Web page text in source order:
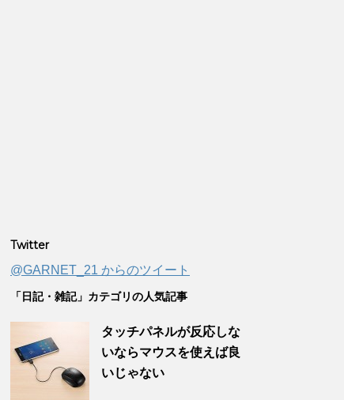
Twitter
@GARNET_21 からのツイート
「日記・雑記」カテゴリの人気記事
タッチパネルが反応しな
いならマウスを使えば良
いじゃない